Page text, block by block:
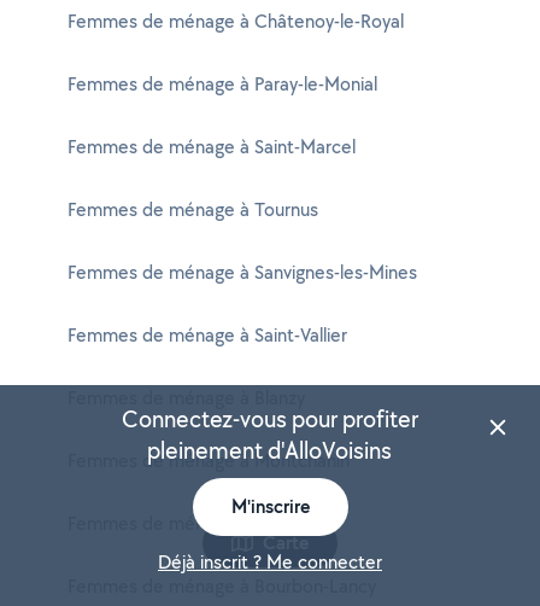
Femmes de ménage à Châtenoy-le-Royal
Femmes de ménage à Paray-le-Monial
Femmes de ménage à Saint-Marcel
Femmes de ménage à Tournus
Femmes de ménage à Sanvignes-les-Mines
Femmes de ménage à Saint-Vallier
Femmes de ménage à Montchanin
Femmes de ménage à Gueugnon
Carte
Connectez-vous pour profiter
pleinement d'AlloVoisins
M'inscrire
Déjà inscrit ? Me connecter